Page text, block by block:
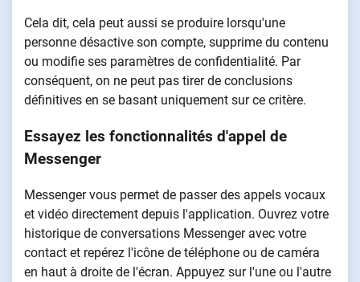
Cela dit, cela peut aussi se produire lorsqu'une
personne désactive son compte, supprime du contenu
ou modifie ses paramètres de confidentialité. Par
conséquent, on ne peut pas tirer de conclusions
définitives en se basant uniquement sur ce critère.
Essayez les fonctionnalités d'appel de
Messenger
Messenger vous permet de passer des appels vocaux
et vidéo directement depuis l'application. Ouvrez votre
historique de conversations Messenger avec votre
contact et repérez l'icône de téléphone ou de caméra
en haut à droite de l'écran. Appuyez sur l'une ou l'autre